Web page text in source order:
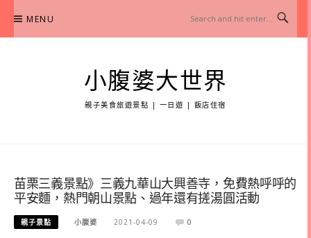
content
MENU
小腹婆大世界
親子美食旅遊景點 | 一日遊 | 飯店住宿
苗栗三義景點》三義九華山大興善寺，免費熱呼呼的
平安麵，熱門朝山景點、過年還有搓湯圓活動
親子景點 小腹婆 2021-04-09 0